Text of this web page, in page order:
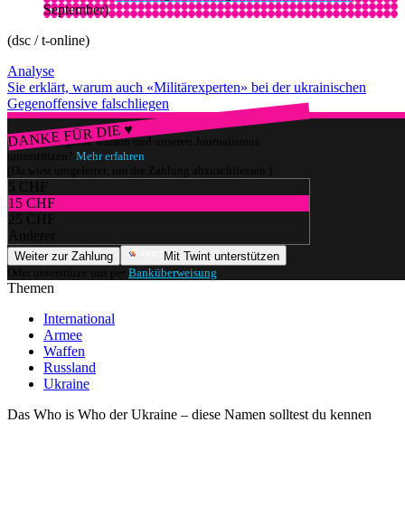
September)
(dsc / t-online)
Analyse
Sie erklärt, warum auch «Militärexperten» bei der ukrainischen
Gegenoffensive falschliegen
DANKE FÜR DIE ♥
Würdest du gerne watson und unseren Journalismus
unterstützen? Mehr erfahren
(Du wirst umgeleitet, um die Zahlung abzuschliessen.)
5 CHF
15 CHF
25 CHF
Anderer
Weiter zur Zahlung
Mit Twint unterstützen
Oder unterstütze uns per Banküberweisung
Themen
International
Armee
Waffen
Russland
Ukraine
Das Who is Who der Ukraine – diese Namen solltest du kennen